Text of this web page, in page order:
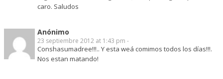
caro. Saludos
Anónimo
23 septiembre 2012 at 1:43 pm -
Conshasumadree!!!.. Y esta weá comimos todos los días!!!.
Nos estan matando!